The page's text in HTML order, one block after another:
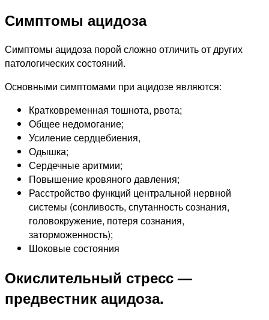
Симптомы ацидоза
Симптомы ацидоза порой сложно отличить от других
патологических состояний.
Основными симптомами при ацидозе являются:
Кратковременная тошнота, рвота;
Общее недомогание;
Усиление сердцебиения,
Одышка;
Сердечные аритмии;
Повышение кровяного давления;
Расстройство функций центральной нервной
системы (сонливость, спутанность сознания,
головокружение, потеря сознания,
заторможенность);
Шоковые состояния
Окислительный стресс —
предвестник ацидоза.